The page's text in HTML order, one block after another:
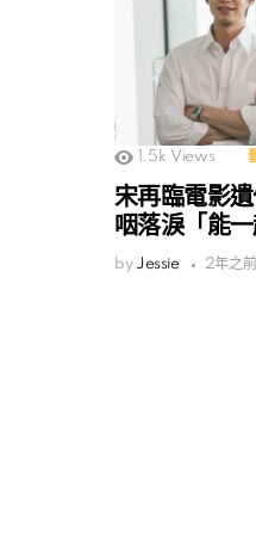
1.5k Views
宋再臨電影
咽落淚「能一
by Jessie 2年之前